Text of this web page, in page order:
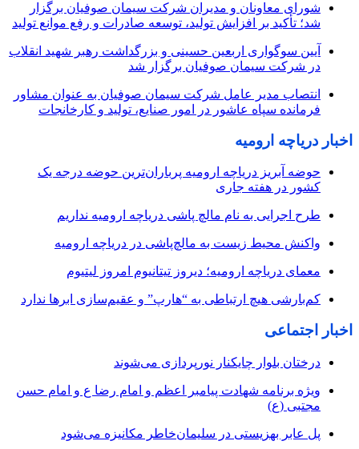
شورای معاونان و مدیران شرکت سیمان صوفیان برگزار
شد؛ تأکید بر افزایش تولید، توسعه صادرات و رفع موانع تولید
آیین سوگواری اربعین حسینی و بزرگداشت رهبر شهید انقلاب
در شرکت سیمان صوفیان برگزار شد
انتصاب مدیر عامل شرکت سیمان صوفیان به عنوان مشاور
فرمانده سپاه عاشور در امور صنایع، تولید و کارخانجات
اخبار دریاچه ارومیه
حوضه آبریز دریاچه ارومیه پرباران‌ترین حوضه‌ درجه یک
کشور در هفته جاری
طرح اجرایی به نام مالچ پاشی دریاچه ارومیه نداریم
واکنش محیط زیست به مالچ‌پاشی در دریاچه ارومیه
معمای دریاچه ارومیه؛ دیروز تیتانیوم امروز لیتیوم
کم‌بارشی هیچ ارتباطی به “هارپ” و عقیم‌سازی ابرها ندارد
اخبار اجتماعی
درختان بلوار چایکنار نورپردازی می‌شوند
ویژه برنامه شهادت پیامبر اعظم و امام رضا ع و امام حسن
مجتبی (ع)
پل عابر بهزیستی در سلیمان‌خاطر مکانیزه می‌شود